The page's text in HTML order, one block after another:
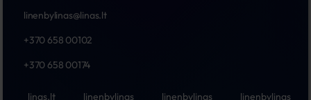
linenbylinas@linas.lt
+370 658 00102
+370 658 00174
linas.lt linenbylinas linenbylinas linenbylinas